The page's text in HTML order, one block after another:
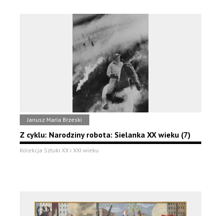
Janusz Maria Brzeski
Z cyklu: Narodziny robota: Sielanka XX wieku (7)
Kolekcja Sztuki XX i XXI wieku